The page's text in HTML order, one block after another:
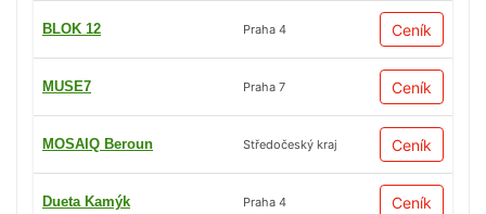
BLOK 12 Praha 4 Ceník
MUSE7 Praha 7 Ceník
MOSAIQ Beroun Středočeský kraj Ceník
Dueta Kamýk Praha 4 Ceník